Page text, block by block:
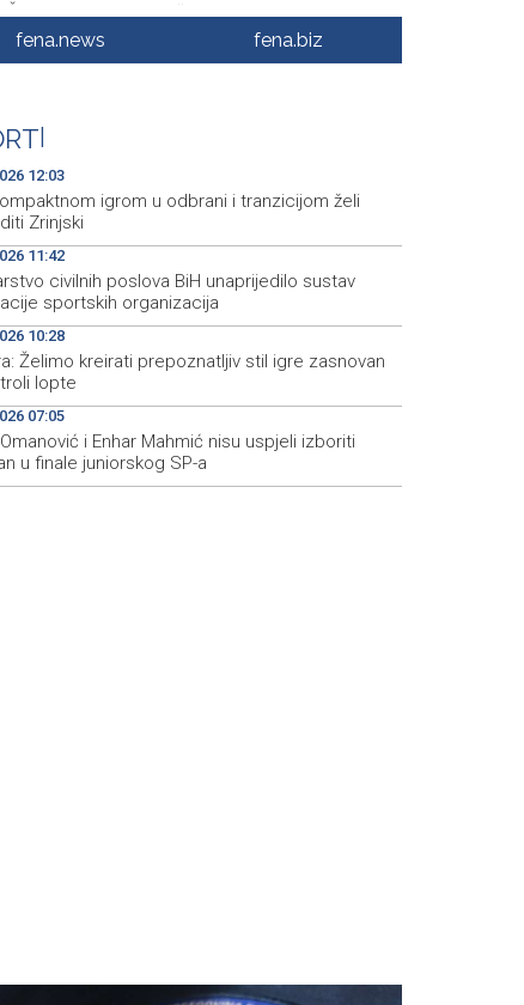
Široki Brijeg: Zbog suše i smanjenih zaliha vode
apel građanima na racionalnu potrošnju
Prokoško jezero sve posjećenije nakon ulaganja
infrastrukturu (VIDEO)
fena.news fena.biz
12:03
igrom u odbrani i tranzicijom želi
Zrinjski
11:42
civilnih poslova BiH unaprijedilo sustav
sportskih organizacija
10:28
Želimo kreirati prepoznatljiv stil igre zasnovan
lopte
07:05
i Enhar Mahmić nisu uspjeli izboriti
u finale juniorskog SP-a